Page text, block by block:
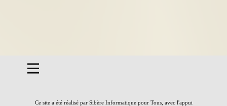
Ce site a été réalisé par Sibère Informatique pour Tous, avec l'appui